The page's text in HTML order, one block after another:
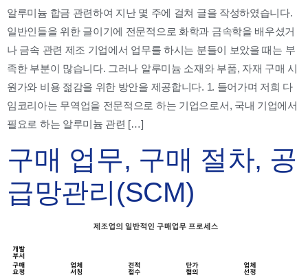
알루미늄 합금 관련하여 지난 몇 주에 걸쳐 글을 작성하였습니다.
일반인들을 위한 글이기에 전문적으로 화학과 금속학을 배우셨거
나 금속 관련 제조 기업에서 업무를 하시는 분들이 보았을 때는 부
족한 부분이 많습니다. 그러나 알루미늄 소재와 부품, 자재 구매 시
원가와 비용 젊감을 위한 방안을 제공합니다. 1. 들어가며 저희 다
임코리아는 무역업을 전문적으로 하는 기업으로서, 국내 기업에서
필요로 하는 알루미늄 관련 […]
구매 업무, 구매 절차, 공
급망관리(SCM)